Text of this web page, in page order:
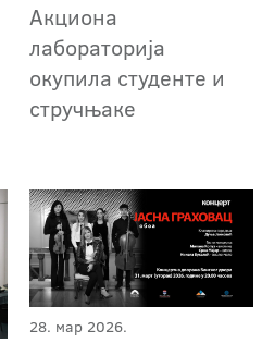
Акциона
лабораторија
окупила студенте и
стручњаке
28. мар 2026.